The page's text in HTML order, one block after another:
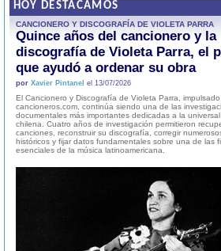
HOY DESTACAMOS
CANCIONERO Y DISCOGRAFÍA DE VIOLETA PARRA
Quince años del cancionero y la
discografía de Violeta Parra, el
que ayudó a ordenar su obra
por Xavier Pintanel el 13/07/2026
El Cancionero y Discografía de Violeta Parra,
cancioneros.com, continúa siendo una de las
documentales más importantes dedicadas a la universal
chilena. Cuatro años de investigación permitieron
canciones, reconstruir su discografía, corregir
históricos y fijar datos fundamentales sobre una de las
esenciales de la música latinoamericana.